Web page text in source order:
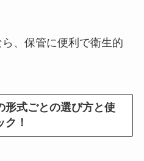
、保管に便利で衛生的
形式ごとの選び方と使
！